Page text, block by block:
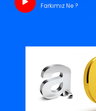
Farkımız Ne ?